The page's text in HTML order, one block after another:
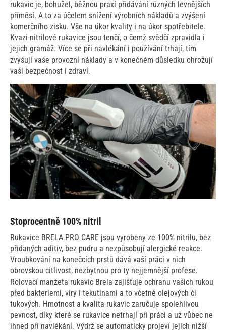
rukavic je, bohužel, běžnou praxí přidávání různých levnějších
příměsí. A to za účelem snížení výrobních nákladů a zvýšení
komerčního zisku. Vše na úkor kvality i na úkor spotřebitele.
Kvazi-nitrilové rukavice jsou tenčí, o čemž svědčí zpravidla i
jejich gramáž. Více se při navlékání i používání trhají, tím
zvyšují vaše provozní náklady a v konečném důsledku ohrožují
vaši bezpečnost i zdraví.
Stoprocentně 100% nitril
Rukavice BRELA PRO CARE jsou vyrobeny ze 100% nitrilu, bez
přidaných aditiv, bez pudru a nezpůsobují alergické reakce.
Vroubkování na konečcích prstů dává vaší práci v nich
obrovskou citlivost, nezbytnou pro ty nejjemnější profese.
Rolovací manžeta rukavic Brela zajišťuje ochranu vašich rukou
před bakteriemi, viry i tekutinami a to včetně olejových či
tukových. Hmotnost a kvalita rukavic zaručuje spolehlivou
pevnost, díky které se rukavice netrhají při práci a už vůbec ne
ihned při navlékání. Výdrž se automaticky projeví jejich nižší